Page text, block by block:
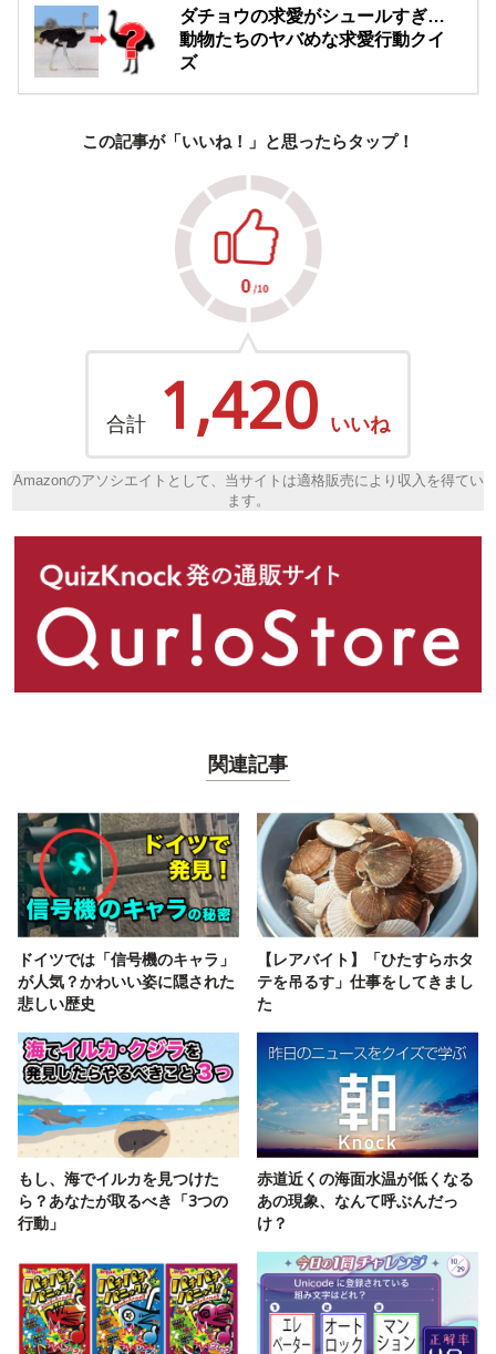
ダチョウの求愛がシュールすぎ…
動物たちのヤバめな求愛行動クイ
ズ
この記事が「いいね！」と思ったらタップ！
合計 1,420 いいね
Amazonのアソシエイトとして、当サイトは適格販売により収入を得てい
ます。
関連記事
ドイツでは「信号機のキャラ」
が人気？かわいい姿に隠された
悲しい歴史
【レアバイト】「ひたすらホタ
テを吊るす」仕事をしてきまし
た
もし、海でイルカを見つけた
ら？あなたが取るべき「3つの
行動」
赤道近くの海面水温が低くなる
あの現象、なんて呼ぶんだっ
け？